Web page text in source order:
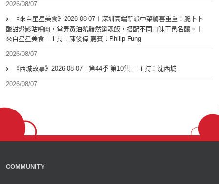
2026/08/07
《來自星星美食》2026-08-07︱深圳高端新派中菜驚喜重重！脆卜卜
酸甜燈影咕嚕肉，堂弄黃油蟹黯然銷魂飯，搭配不同口味干邑名釀。︱
來自星星美食︱主持：陳俊偉 嘉賓：Philip Fung
2026/08/07
《西城故事》2026-08-07︱第44季 第10集 ︱主持：沈西城
2026/08/07
COMMUNITY